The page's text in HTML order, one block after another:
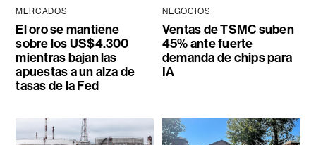
MERCADOS
El oro se mantiene
sobre los US$4.300
mientras bajan las
apuestas a un alza de
tasas de la Fed
NEGOCIOS
Ventas de TSMC suben
45% ante fuerte
demanda de chips para
IA